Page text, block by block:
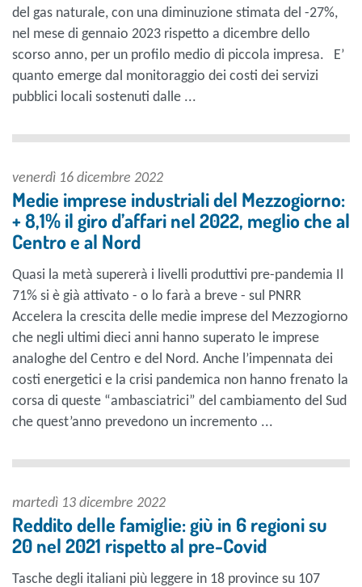
del gas naturale, con una diminuzione stimata del -27%,
nel mese di gennaio 2023 rispetto a dicembre dello
scorso anno, per un profilo medio di piccola impresa. E’
quanto emerge dal monitoraggio dei costi dei servizi
pubblici locali sostenuti dalle ...
venerdì 16 dicembre 2022
Medie imprese industriali del Mezzogiorno:
+ 8,1% il giro d’affari nel 2022, meglio che al
Centro e al Nord
Quasi la metà supererà i livelli produttivi pre-pandemia Il
71% si è già attivato - o lo farà a breve - sul PNRR
Accelera la crescita delle medie imprese del Mezzogiorno
che negli ultimi dieci anni hanno superato le imprese
analoghe del Centro e del Nord. Anche l’impennata dei
costi energetici e la crisi pandemica non hanno frenato la
corsa di queste “ambasciatrici” del cambiamento del Sud
che quest’anno prevedono un incremento ...
martedì 13 dicembre 2022
Reddito delle famiglie: giù in 6 regioni su
20 nel 2021 rispetto al pre-Covid
Tasche degli italiani più leggere in 18 province su 107